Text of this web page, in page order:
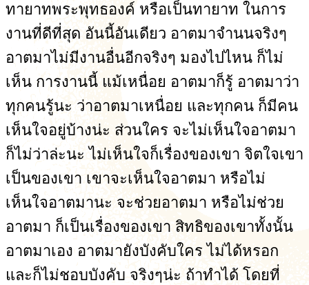
ทายาทพระพุทธองค์ หรือเป็นทายาท ในการ
งานที่ดีที่สุด อันนี้อันเดียว อาตมาจำนนจริงๆ
อาตมาไม่มีงานอื่นอีกจริงๆ มองไปไหน ก็ไม่
เห็น การงานนี้ แม้เหนื่อย อาตมาก็รู้ อาตมาว่า
ทุกคนรู้นะ ว่าอาตมาเหนื่อย และทุกคน ก็มีคน
เห็นใจอยู่บ้างน่ะ ส่วนใคร จะไม่เห็นใจอาตมา
ก็ไม่ว่าล่ะนะ ไม่เห็นใจก็เรื่องของเขา จิตใจเขา
เป็นของเขา เขาจะเห็นใจอาตมา หรือไม่
เห็นใจอาตมานะ จะช่วยอาตมา หรือไม่ช่วย
อาตมา ก็เป็นเรื่องของเขา สิทธิของเขาทั้งนั้น
อาตมาเอง อาตมายังบังคับใคร ไม่ได้หรอก
และก็ไม่ชอบบังคับ จริงๆน่ะ ถ้าทำได้ โดยที่